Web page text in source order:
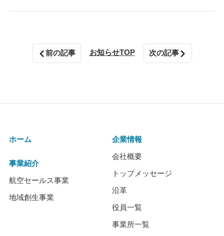
前の記事 お知らせTOP 次の記事
ホーム
事業紹介
航空セールス事業
地域創生事業
企業情報
会社概要
トップメッセージ
沿革
役員一覧
事業所一覧